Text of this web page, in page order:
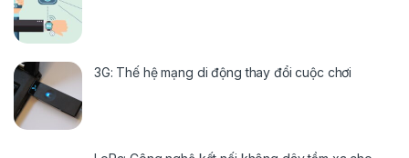
3G: Thế hệ mạng di động thay đổi cuộc chơi